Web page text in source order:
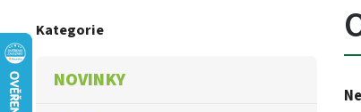
Kategorie
NOVINKY